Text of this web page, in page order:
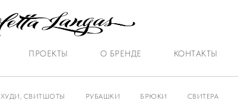
ПРОЕКТЫ О БРЕНДЕ КОНТАКТЫ
ХУДИ, СВИТШОТЫ РУБАШКИ БРЮКИ СВИТЕРА